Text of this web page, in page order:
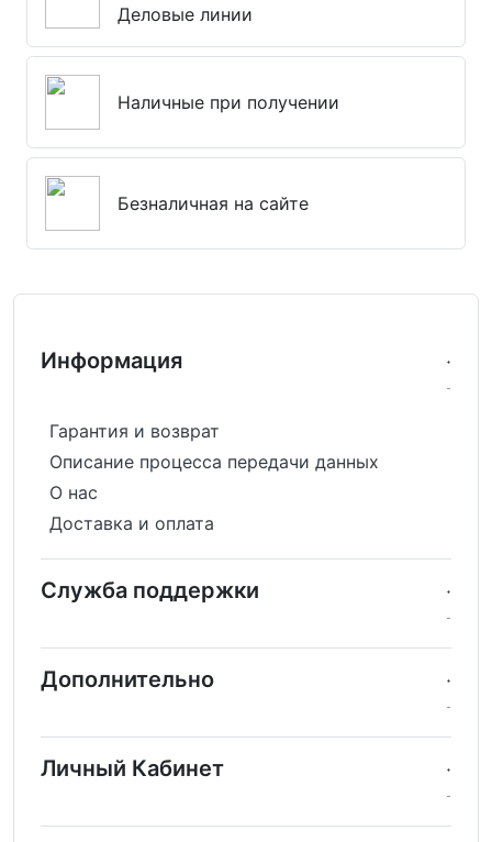
Деловые линии
Наличные при получении
Безналичная на сайте
Информация
Гарантия и возврат
Описание процесса передачи данных
О нас
Доставка и оплата
Служба поддержки
Дополнительно
Личный Кабинет